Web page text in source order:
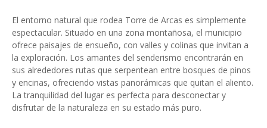
El entorno natural que rodea Torre de Arcas es simplemente
espectacular. Situado en una zona montañosa, el municipio
ofrece paisajes de ensueño, con valles y colinas que invitan a
la exploración. Los amantes del senderismo encontrarán en
sus alrededores rutas que serpentean entre bosques de pinos
y encinas, ofreciendo vistas panorámicas que quitan el aliento.
La tranquilidad del lugar es perfecta para desconectar y
disfrutar de la naturaleza en su estado más puro.